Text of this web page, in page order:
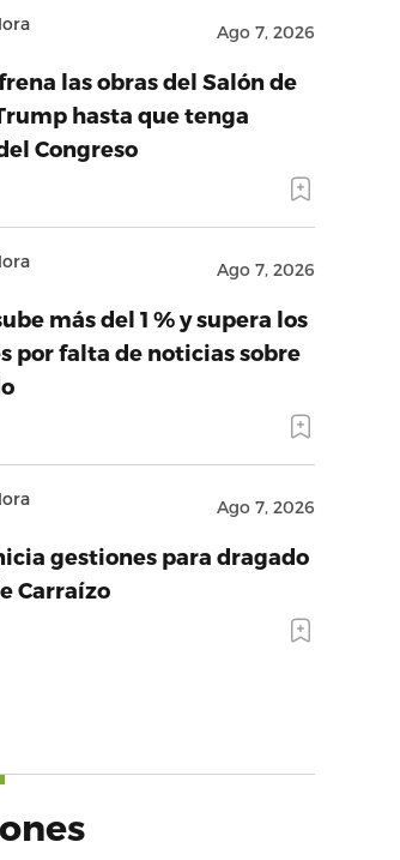
Ago 7, 2026
las obras del Salón de
hasta que tenga
Congreso
Ago 7, 2026
más del 1 % y supera los
por falta de noticias sobre
Ago 7, 2026
gestiones para dragado
Carraízo